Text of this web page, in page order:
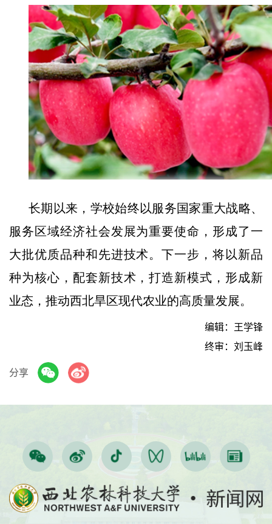
长期以来，学校始终以服务国家重大战略、
服务区域经济社会发展为重要使命，形成了一
大批优质品种和先进技术。下一步，将以新品
种为核心，配套新技术，打造新模式，形成新
业态，推动西北旱区现代农业的高质量发展。
编辑：王学锋
终审：刘玉峰
分享